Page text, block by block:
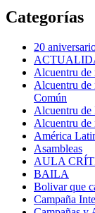
Categorías
20
Alcuentru de
Alcuentru de
Común
Alcuentru de
Alcuentru de
América
Asambleas
AULA
BAILA
Bolivar que
Campaña